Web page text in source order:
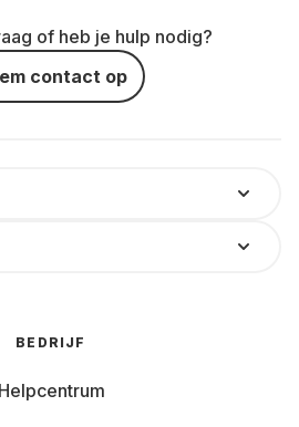
of heb je hulp nodig?
contact op
BEDRIJF
Helpcentrum